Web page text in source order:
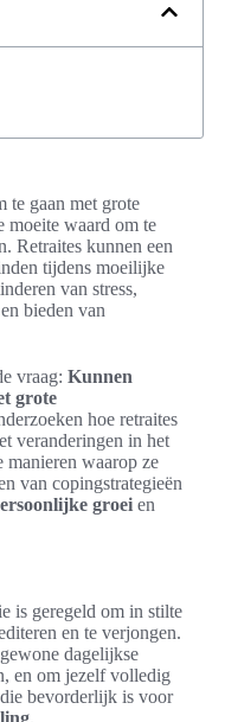
te gaan met grote
moeite waard om te
Retraites kunnen een
tijdens moeilijke
van stress,
bieden van
vraag: Kunnen
grote
hoe retraites
veranderingen in het
manieren waarop ze
van copingstrategieën
groei en
is geregeld om in stilte
en te verjongen.
dagelijkse
en om jezelf volledig
bevorderlijk is voor